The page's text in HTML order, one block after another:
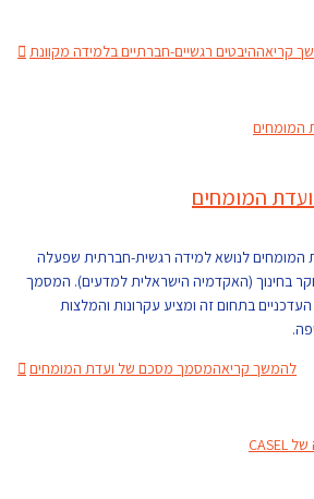
קריאההיבטים רגשיים-חברתיים בלמידה מקוונת
המומחים
לנושא למידה רגשית-חברתית שפעלה
בחינוך (האקדמיה הישראלית למדעים). המסמך
בתחום זה ומציע עקרונות והמלצות
להמשך קריאהמסמך מסכם של ועדת המומחים